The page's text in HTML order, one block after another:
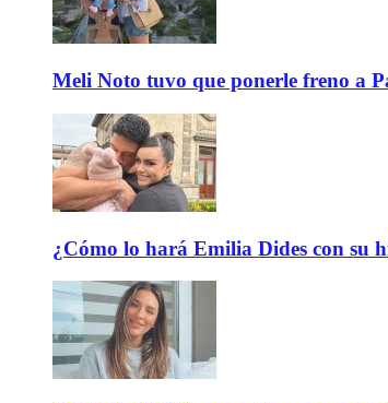
Meli Noto tuvo que ponerle freno a
¿Cómo lo hará Emilia Dides con su